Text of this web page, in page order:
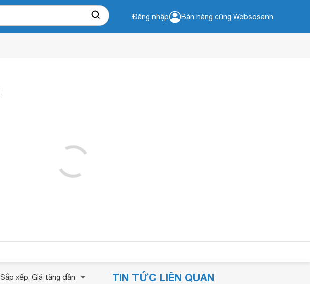
Đăng nhập Bán hàng cùng Websosanh
Sắp xếp: Giá tăng dần TIN TỨC LIÊN QUAN